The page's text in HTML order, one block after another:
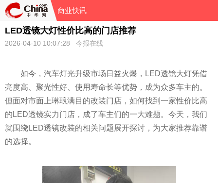
商业快讯
LED透镜大灯性价比高的门店推荐
2026-04-10 10:07:28 今报在线
如今，汽车灯光升级市场日益火爆，LED透镜大灯凭借
亮度高、聚光性好、使用寿命长等优势，成为众多车主的。
但面对市面上琳琅满目的改装门店，如何找到一家性价比高
的LED透镜实力门店，成了车主们的一大难题。今天，我们
就围绕LED透镜改装的相关问题展开探讨，为大家推荐靠谱
的选择。